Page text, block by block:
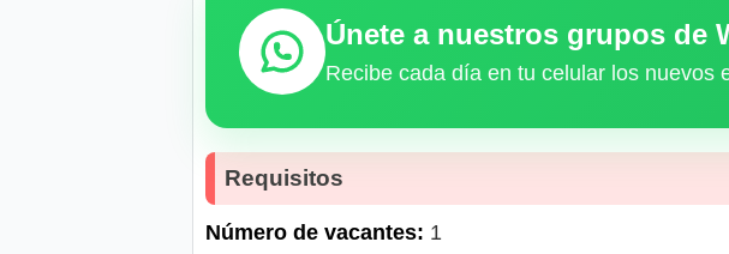
Únete a nuestros grupos de
Recibe cada día en tu celular los nuevos
Requisitos
Número de vacantes: 1